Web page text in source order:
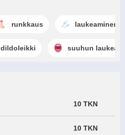
runkkaus laukeaminen
dildoleikki suuhun
10 TKN
10 TKN